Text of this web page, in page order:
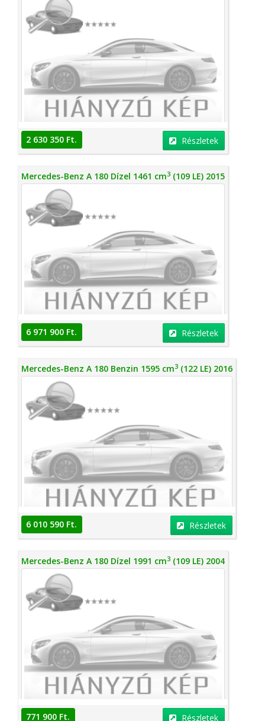
2 630 350 Ft. Részletek
Mercedes-Benz A 180 Dízel 1461 cm3 (109 LE) 2015
6 971 900 Ft. Részletek
Mercedes-Benz A 180 Benzin 1595 cm3 (122 LE) 2016
6 010 590 Ft. Részletek
Mercedes-Benz A 180 Dízel 1991 cm3 (109 LE) 2004
771 900 Ft. Részletek